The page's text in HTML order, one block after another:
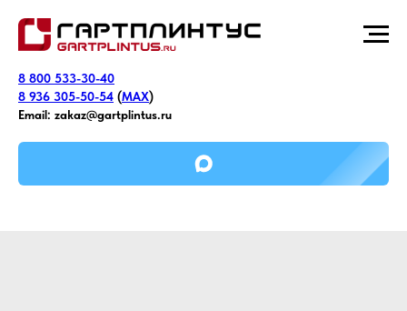
8 800 533-30-40
8 936 305-50-54 (MAX)
Email: zakaz@gartplintus.ru